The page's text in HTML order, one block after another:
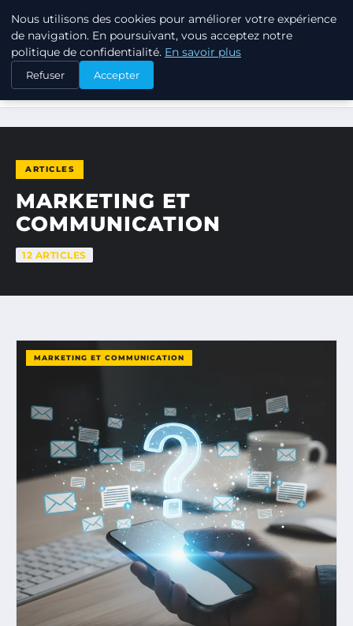
LPO CONSULTING
ACCUEIL MARKETING ET COMMUNICATION
ARTICLES
MARKETING ET
COMMUNICATION
12 ARTICLES
MARKETING ET COMMUNICATION
Nous utilisons des cookies pour améliorer votre expérience
de navigation. En poursuivant, vous acceptez notre
politique de confidentialité. En savoir plus
Refuser Accepter